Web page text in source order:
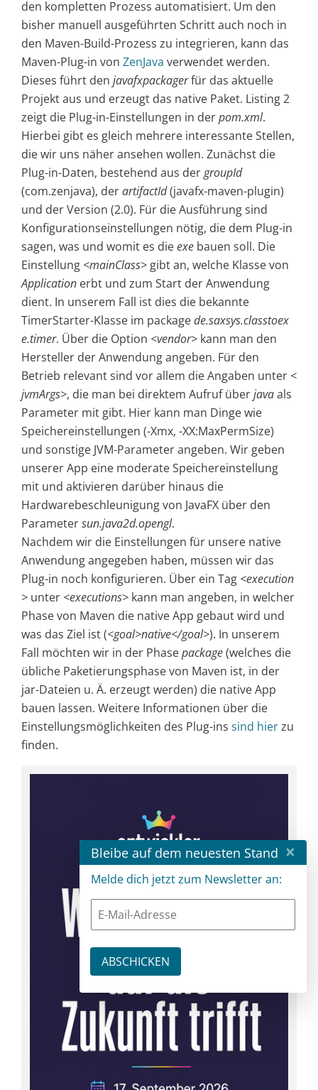
den kompletten Prozess automatisiert. Um den
bisher manuell ausgeführten Schritt auch noch in
den Maven-Build-Prozess zu integrieren, kann das
Maven-Plug-in von ZenJava verwendet werden.
Dieses führt den javafxpackagerfür das aktuelle
Projekt aus und erzeugt das native Paket. Listing 2
zeigt die Plug-in-Einstellungen in derpom.xml.
Hierbei gibt es gleich mehrere interessante Stellen,
die wir uns näher ansehen wollen. Zunächst die
Plug-in-Daten, bestehend aus dergroupId
(com.zenjava), derartifactId(javafx-maven-plugin)
und der Version (2.0). Für die Ausführung sind
Konfigurationseinstellungen nötig, die dem Plug-in
sagen, was und womit es dieexe bauen soll. Die
Einstellung <mainClass> gibt an, welche Klasse von
Application erbt und zum Start der Anwendung
dient. In unserem Fall ist dies die bekannte
TimerStarter-Klasse im packagede.saxsys.classtoex
e.timer. Über die Option <vendor> kann man den
Hersteller der Anwendung angeben. Für den
Betrieb relevant sind vor allem die Angaben unter <
jvmArgs>, die man bei direktem Aufruf überjavaals
Parameter mit gibt. Hier kann man Dinge wie
Speichereinstellungen (-Xmx, -XX:MaxPermSize)
und sonstige JVM-Parameter angeben. Wir geben
unserer App eine moderate Speichereinstellung
mit und aktivieren darüber hinaus die
Hardwarebeschleunigung von JavaFX über den
Parametersun.java2d.opengl.
Nachdem wir die Einstellungen für unsere native
Anwendung angegeben haben, müssen wir das
Plug-in noch konfigurieren. Über ein Tag <execution
> unter <executions> kann man angeben, in welcher
Phase von Maven die native App gebaut wird und
was das Ziel ist (<goal>native</goal>). In unserem
Fall möchten wir in der Phasepackage(welches die
übliche Paketierungsphase von Maven ist, in der
jar-Dateien u. Ä. erzeugt werden) die native App
bauen lassen. Weitere Informationen über die
Einstellungsmöglichkeiten des Plug-ins sind hierzu
finden.
Bleibe auf dem neuesten Stand ×
Melde dich jetzt zum Newsletter an: